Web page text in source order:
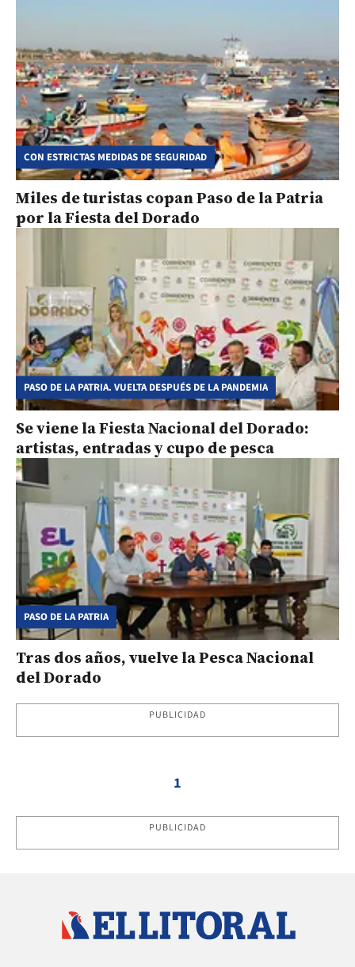
CON ESTRICTAS MEDIDAS DE SEGURIDAD
Miles de turistas copan Paso de la Patria
por la Fiesta del Dorado
PASO DE LA PATRIA. VUELTA DESPUÉS DE LA PANDEMIA
Se viene la Fiesta Nacional del Dorado:
artistas, entradas y cupo de pesca
PASO DE LA PATRIA
Tras dos años, vuelve la Pesca Nacional
del Dorado
PUBLICIDAD
1
PUBLICIDAD